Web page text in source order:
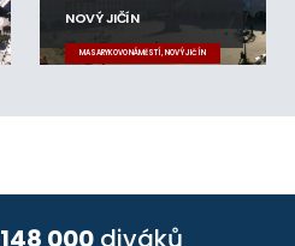
NOVÝ JIČÍN
MASARYKOVO NÁMĚSTÍ, NOVÝ JIČÍN
148 000 diváků